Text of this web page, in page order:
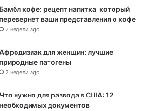
Бамбл кофе: рецепт напитка, который
перевернет ваши представления о кофе
2 недели ago
Афродизиак для женщин: лучшие
природные патогены
2 недели ago
Что нужно для развода в США: 12
необходимых документов